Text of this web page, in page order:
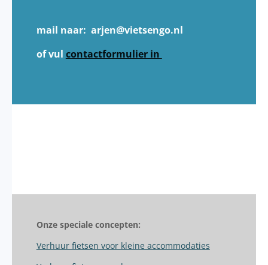
mail naar: arjen@vietsengo.nl
of vul contactformulier in
Onze speciale concepten:
Verhuur fietsen voor kleine accommodaties